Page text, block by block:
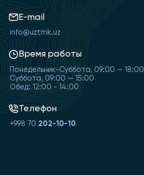
E-mail
info@uztmk.uz
Время работы
Понедельник-Суббота, 09:00 — 18:00
Суббота, 09:00 — 15:00
Обед: 12:00 - 14:00
Телефон
+998 70 202-10-10